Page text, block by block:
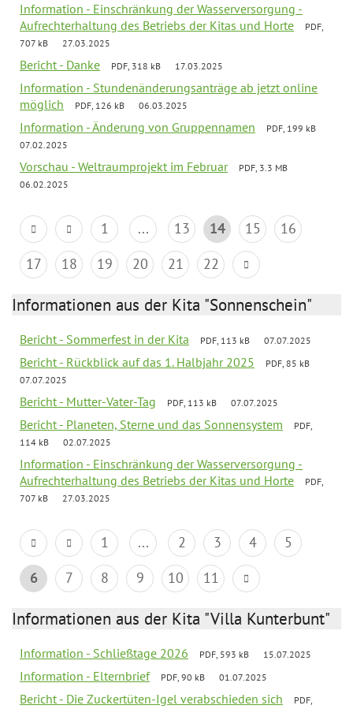
Information - Einschränkung der Wasserversorgung -
Aufrechterhaltung des Betriebs der Kitas und Horte
PDF,
707 kB
27.03.2025
Bericht - Danke PDF, 318 kB 17.03.2025
Information - Stundenänderungsanträge ab jetzt online
möglich
PDF, 126 kB 06.03.2025
Information - Änderung von Gruppennamen
PDF, 199 kB
07.02.2025
Vorschau - Weltraumprojekt im Februar
PDF, 3.3 MB
06.02.2025
1 ... 13 14 15
16
17
18 19 20 21 22
Informationen aus der Kita "Sonnenschein"
Bericht - Sommerfest in der Kita PDF, 113 kB 07.07.2025
Bericht - Rückblick auf das 1. Halbjahr 2025
PDF, 85 kB
07.07.2025
Bericht - Mutter-Vater-Tag PDF, 113 kB 07.07.2025
Bericht - Planeten, Sterne und das Sonnensystem
PDF,
114 kB
02.07.2025
Information - Einschränkung der Wasserversorgung -
Aufrechterhaltung des Betriebs der Kitas und Horte
PDF,
707 kB
27.03.2025
1 ... 2 3 4
5
6
7 8 9 10 11
Informationen aus der Kita "Villa Kunterbunt"
Information - Schließtage 2026 PDF, 593 kB 15.07.2025
Information - Elternbrief PDF, 90 kB 01.07.2025
Bericht - Die Zuckertüten-Igel verabschieden sich PDF,